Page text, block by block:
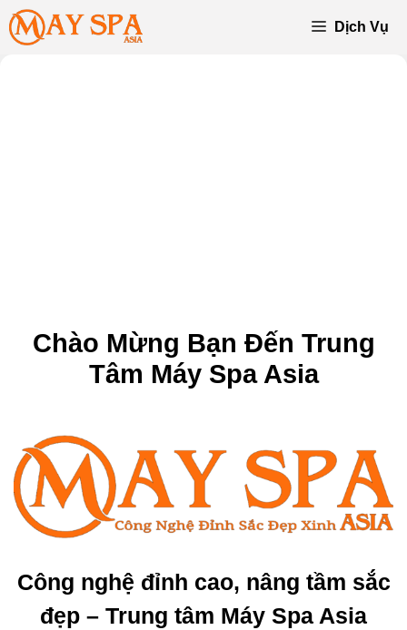
Chuyển
đến
Dịch Vụ
Chào Mừng Bạn Đến Trung
Tâm Máy Spa Asia
Công nghệ đỉnh cao, nâng tầm sắc
đẹp – Trung tâm Máy Spa Asia